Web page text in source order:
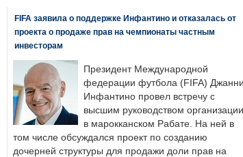
FIFA заявила о поддержке Инфантино и отказалась от
проекта о продаже прав на чемпионаты частным
инвесторам
Президент Международной
федерации футбола (FIFA) Джанни
Инфантино провел встречу с
высшим руководством организации
в марокканском Рабате. На ней в
том числе обсуждался проект по созданию
дочерней структуры для продажи доли прав на